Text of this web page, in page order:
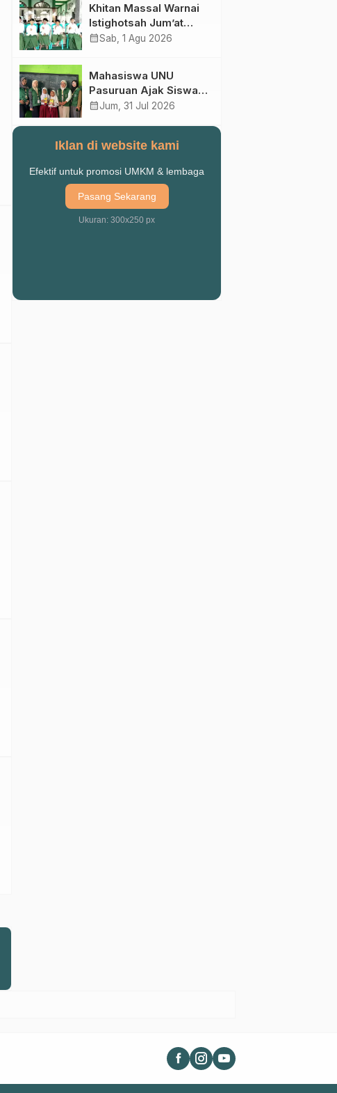
Khitan Massal Warnai
Istighotsah Jum’at
Wage MWCNU
calendar_monthSab, 1 Agu 2026
Mahasiswa UNU
Pasuruan Ajak Siswa
SD Al Maksum
calendar_monthJum, 31 Jul 2026
Iklan di website kami
Efektif untuk promosi UMKM & lembaga
Pasang Sekarang
Ukuran: 300x250 px